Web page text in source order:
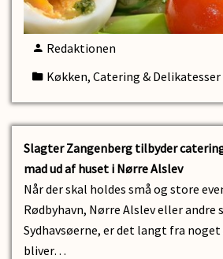
Redaktionen
Køkken, Catering & Delikatesser
Slagter Zangenberg tilbyder
mad ud af huset i Nørre Alslev
Når der skal holdes små og store
Rødbyhavn, Nørre Alslev eller andre
Sydhavsøerne, er det langt fra
bliver…